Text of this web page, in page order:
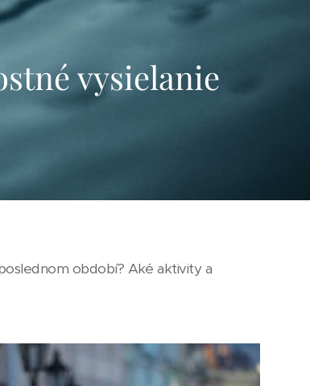
vysielanie
období? Aké aktivity a